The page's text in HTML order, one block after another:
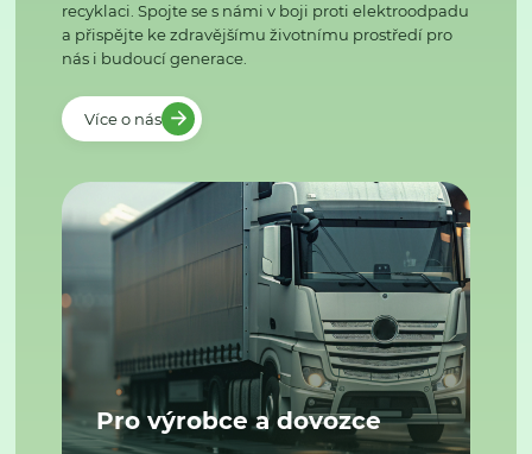
recyklaci. Spojte se s námi v boji proti elektroodpadu
a přispějte ke zdravějšímu životnímu prostředí pro
nás i budoucí generace.
Více o nás
Pro výrobce a dovozce